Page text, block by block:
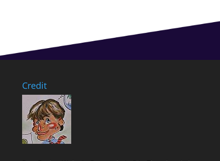
Credit